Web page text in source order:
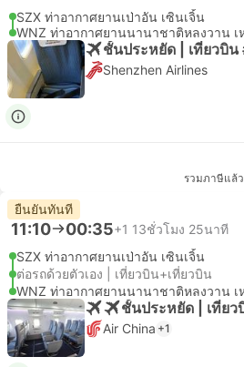
SZX ท่าอากาศยานเป่าอัน เซินเจิ้น
WNZ ท่าอากาศยานนานาชาติหลงวาน เ
ชั้นประหยัด | เที่ยวบิน
Shenzhen Airlines
รวมภาษีแล้ว
ยืนยันทันที
11:10 00:35+1 13ชั่วโมง 25นาที
SZX ท่าอากาศยานเป่าอัน เซินเจิ้น
ต่อรถด้วยตัวเอง | เที่ยวบิน+เที่ยวบิน
WNZ ท่าอากาศยานนานาชาติหลงวาน เ
ชั้นประหยัด | เที่ย
Air China +1